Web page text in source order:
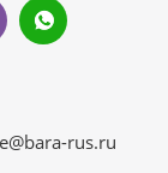
rus.ru